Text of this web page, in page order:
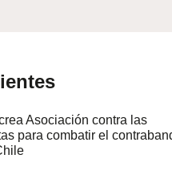
Asociación contra las
para combatir el